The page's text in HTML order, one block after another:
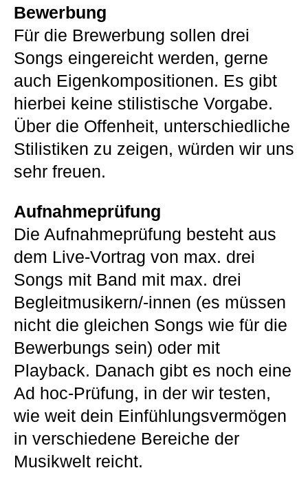
Bewerbung
Für die Brewerbung sollen drei
Songs eingereicht werden, gerne
auch Eigenkompositionen. Es gibt
hierbei keine stilistische Vorgabe.
Über die Offenheit, unterschiedliche
Stilistiken zu zeigen, würden wir uns
sehr freuen.
Aufnahmeprüfung
Die Aufnahmeprüfung besteht aus
dem Live-Vortrag von max. drei
Songs mit Band mit max. drei
Begleitmusikern/-innen (es müssen
nicht die gleichen Songs wie für die
Bewerbungs sein) oder mit
Playback. Danach gibt es noch eine
Ad hoc-Prüfung, in der wir testen,
wie weit dein Einfühlungsvermögen
in verschiedene Bereiche der
Musikwelt reicht.